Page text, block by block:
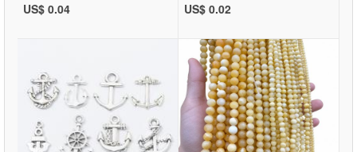
US$ 0.04 US$ 0.02